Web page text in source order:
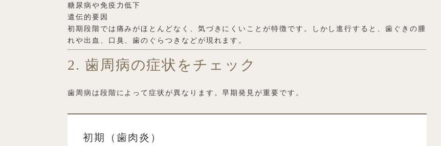
糖尿病や免疫力低下
遺伝的要因
初期段階では痛みがほとんどなく、気づきにくいことが特徴です。しかし進行すると、歯ぐきの腫
れや出血、口臭、歯のぐらつきなどが現れます。
2. 歯周病の症状をチェック
歯周病は段階によって症状が異なります。早期発見が重要です。
初期（歯肉炎）